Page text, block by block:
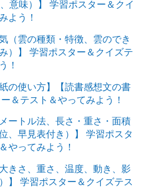
意味）】 学習ポスター＆クイ
よう！
（雲の種類・特徴、雲のでき
）】 学習ポスター＆クイズテ
！
の使い方】【読書感想文の書
＆テスト＆やってみよう！
ートル法、長さ・重さ・面積
、早見表付き）】 学習ポスタ
やってみよう！
きさ、重さ、温度、動き、影
】 学習ポスター＆クイズテス